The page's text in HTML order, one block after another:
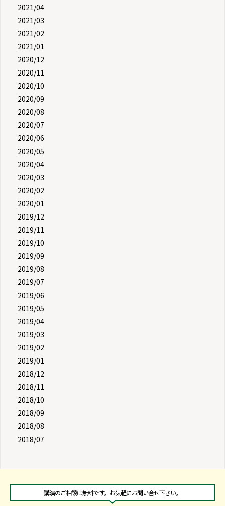
2021/04
2021/03
2021/02
2021/01
2020/12
2020/11
2020/10
2020/09
2020/08
2020/07
2020/06
2020/05
2020/04
2020/03
2020/02
2020/01
2019/12
2019/11
2019/10
2019/09
2019/08
2019/07
2019/06
2019/05
2019/04
2019/03
2019/02
2019/01
2018/12
2018/11
2018/10
2018/09
2018/08
2018/07
講演のご相談は無料です。お気軽にお問い合せ下さい。